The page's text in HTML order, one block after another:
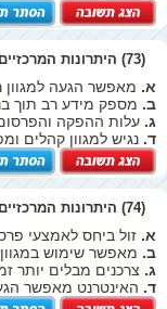
(73) היתרונות המרכזיים של פרסום בדפוס הם
א. מאפשר הגעה
ב. מספק מידע רב תוך
ג. עלות ההפקה
ד. נגיש למגוון קהלים
(74) היתרונות המרכזיים של פרסום באינטרנט הם
א. זול ביחס לאמצעי
ב. מאפשר שימוש במגוון
ג. צרכנים מבלים יותר
ד. האינטרנט מאפשר